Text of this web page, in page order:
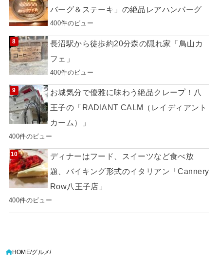
バーグ＆ステーキ」の絶品レアハンバーグ
400件のビュー
長沼駅から徒歩約20分森の隠れ家「鳥山カ
フェ」
400件のビュー
お城気分で優雅に味わう絶品クレープ！八
王子の「RADIANT CALM（レイディアント
カーム）」
400件のビュー
ディナーはフード、スイーツなど食べ放
題、バイキング形式のイタリアン「Cannery
Row八王子店」
400件のビュー
HOME グルメ